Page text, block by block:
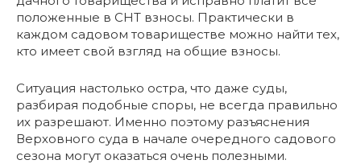
положенные в СНТ взносы. Практически в
каждом садовом товариществе можно найти тех,
кто имеет свой взгляд на общие взносы.
Ситуация настолько остра, что даже суды,
разбирая подобные споры, не всегда правильно
их разрешают. Именно поэтому разъяснения
Верховного суда в начале очередного садового
сезона могут оказаться очень полезными.